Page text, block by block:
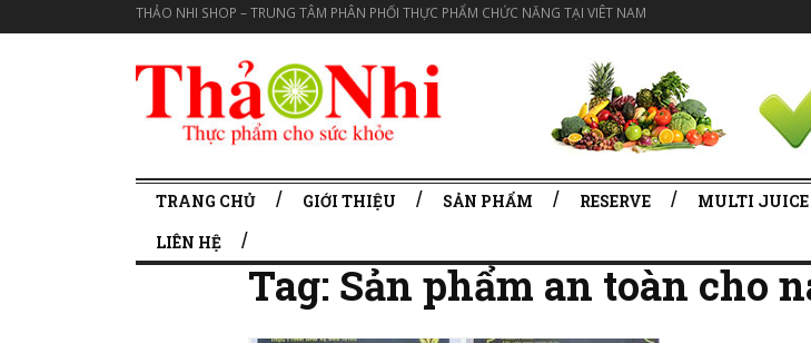
THẢO NHI SHOP – TRUNG TÂM PHÂN PHỐI THỰC PHẨM CHỨC NĂNG TẠI VIÊT NAM
TRANG CHỦ GIỚI THIỆU SẢN PHẨM RESERVE MULTI JUICE
LIÊN HỆ
Tag: Sản phẩm an toàn cho